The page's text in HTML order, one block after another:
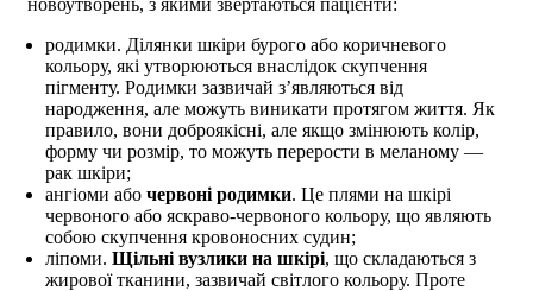
родимки. Ділянки шкіри бурого або коричневого
кольору, які утворюються внаслідок скупчення
пігменту. Родимки зазвичай з’являються від
народження, але можуть виникати протягом життя. Як
правило, вони доброякісні, але якщо змінюють колір,
форму чи розмір, то можуть перерости в меланому —
рак шкіри;
ангіоми або червоні родимки. Це плями на шкірі
червоного або яскраво-червоного кольору, що являють
собою скупчення кровоносних судин;
ліпоми. Щільні вузлики на шкірі, що складаються з
жирової тканини, зазвичай світлого кольору. Проте